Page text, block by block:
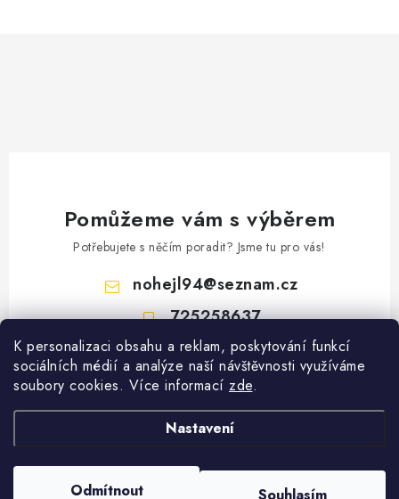
K personalizaci obsahu a reklam, poskytování funkcí
sociálních médií a analýze naší návštěvnosti využíváme
soubory cookies. Více informací zde.
Nastavení
Odmítnout
Pomůžeme vám s výběrem
Potřebujete s něčím poradit? Jsme tu pro vás!
nohejl94@seznam.cz
725258637
Vyhledávání
. Všechna práva vyhrazena.Upravit nastavení